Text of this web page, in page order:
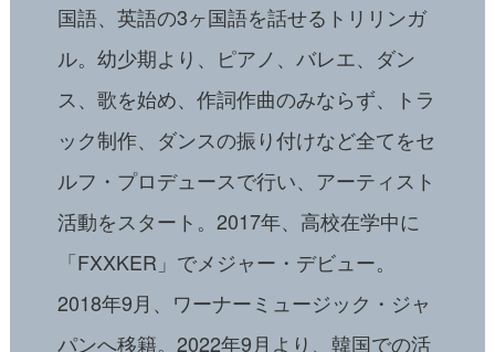
国語、英語の3ヶ国語を話せるトリリンガ
ル。幼少期より、ピアノ、バレエ、ダン
ス、歌を始め、作詞作曲のみならず、トラ
ック制作、ダンスの振り付けなど全てをセ
ルフ・プロデュースで行い、アーティスト
活動をスタート。2017年、高校在学中に
「FXXKER」でメジャー・デビュー。
2018年9月、ワーナーミュージック・ジャ
パンへ移籍。2022年9月より、韓国での活